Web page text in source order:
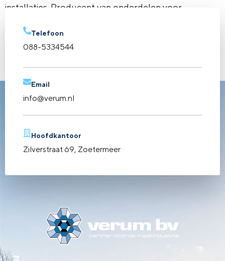
installaties. Producent van onderdelen voor
Toeleverancier van verspanend werk, tankbouw en
constructiewerk.
Telefoon
088-5334544
Email
info@verum.nl
Hoofdkantoor
Zilverstraat 69, Zoetermeer